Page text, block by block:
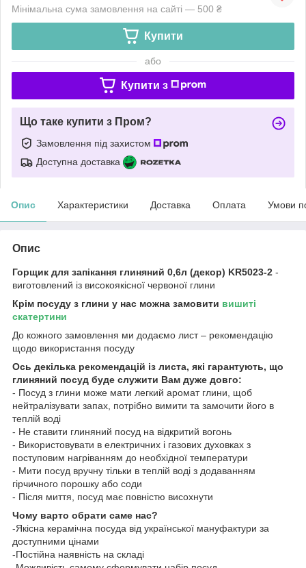
Мінімальна сума замовлення на сайті — 500 ₴
Купити
або
Купити з
Що таке купити з Пром?
Замовлення під захистом
Доступна доставка
Опис Характеристики Доставка Оплата Умови
Опис
Горщик для запікання глиняний 0,6л (декор) KR5023-2 -
виготовлений із високоякісної червоної глини
Крім посуду з глини у нас можна замовити вишиті
скатертини
До кожного замовлення ми додаємо лист – рекомендацію
щодо використання посуду
Ось декілька рекомендацій із листа, які гарантують, що
глиняний посуд буде служити Вам дуже довго:
- Посуд з глини може мати легкий аромат глини, щоб
нейтралізувати запах, потрібно вимити та замочити його в
теплій воді
- Не ставити глиняний посуд на відкритий вогонь
- Використовувати в електричних і газових духовках з
поступовим нагріванням до необхідної температури
- Мити посуд вручну тільки в теплій воді з додаванням
гірчичного порошку або соди
- Після миття, посуд має повністю висохнути
Чому варто обрати саме нас?
-Якісна керамічна посуда від української мануфактури за
доступними цінами
-Постійна наявність на складі